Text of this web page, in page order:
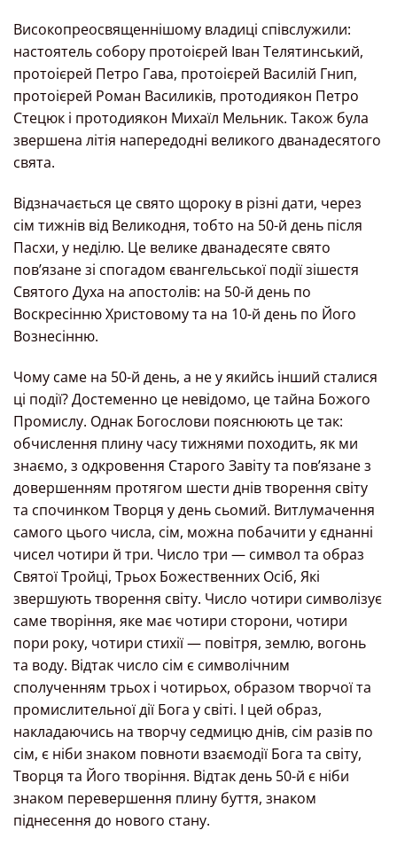
Високопреосвященнішому владиці співслужили:
настоятель собору протоієрей Іван Телятинський,
протоієрей Петро Гава, протоієрей Василій Гнип,
протоієрей Роман Василиків, протодиякон Петро
Стецюк і протодиякон Михаїл Мельник. Також була
звершена літія напередодні великого дванадесятого
свята.
Відзначається це свято щороку в різні дати, через
сім тижнів від Великодня, тобто на 50-й день після
Пасхи, у неділю. Це велике дванадесяте свято
повʼязане зі спогадом євангельської події зішестя
Святого Духа на апостолів: на 50-й день по
Воскресінню Христовому та на 10-й день по Його
Вознесінню.
Чому саме на 50-й день, а не у якийсь інший сталися
ці події? Достеменно це невідомо, це тайна Божого
Промислу. Однак Богослови пояснюють це так:
обчислення плину часу тижнями походить, як ми
знаємо, з одкровення Старого Завіту та пов’язане з
довершенням протягом шести днів творення світу
та спочинком Творця у день сьомий. Витлумачення
самого цього числа, сім, можна побачити у єднанні
чисел чотири й три. Число три — символ та образ
Святої Тройці, Трьох Божественних Осіб, Які
звершують творення світу. Число чотири символізує
саме творіння, яке має чотири сторони, чотири
пори року, чотири стихії — повітря, землю, вогонь
та воду. Відтак число сім є символічним
сполученням трьох і чотирьох, образом творчої та
промислительної дії Бога у світі. І цей образ,
накладаючись на творчу седмицю днів, сім разів по
сім, є ніби знаком повноти взаємодії Бога та світу,
Творця та Його творіння. Відтак день 50-й є ніби
знаком перевершення плину буття, знаком
піднесення до нового стану.